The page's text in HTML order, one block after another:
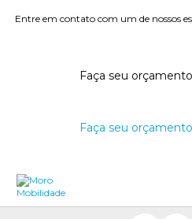
Entre em contato com um de nossos
Faça seu
Faça seu